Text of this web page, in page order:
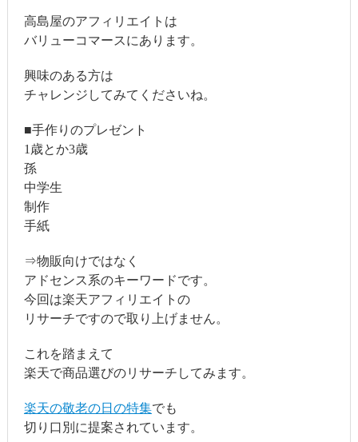
高島屋のアフィリエイトは
バリューコマースにあります。
興味のある方は
チャレンジしてみてくださいね。
■手作りのプレゼント
1歳とか3歳
孫
中学生
制作
手紙
⇒物販向けではなく
アドセンス系のキーワードです。
今回は楽天アフィリエイトの
リサーチですので取り上げません。
これを踏まえて
楽天で商品選びのリサーチしてみます。
楽天の敬老の日の特集でも
切り口別に提案されています。